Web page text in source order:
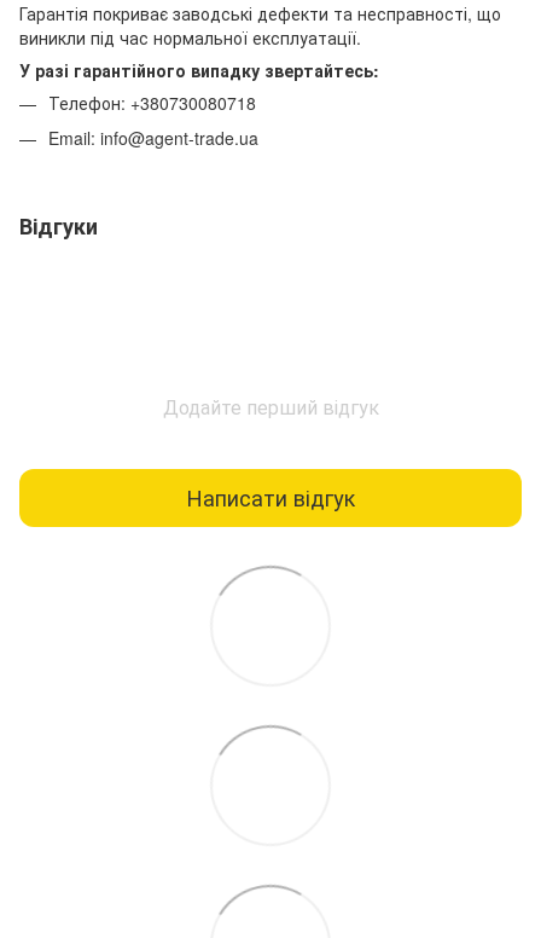
Гарантія покриває заводські дефекти та несправності, що
виникли під час нормальної експлуатації.
У разі гарантійного випадку звертайтесь:
Телефон: +380730080718
Email: info@agent-trade.ua
Відгуки
Додайте перший відгук
Написати відгук